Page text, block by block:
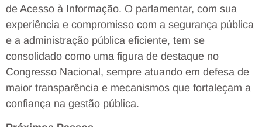
de Acesso à Informação. O parlamentar, com sua
experiência e compromisso com a segurança pública
e a administração pública eficiente, tem se
consolidado como uma figura de destaque no
Congresso Nacional, sempre atuando em defesa de
maior transparência e mecanismos que fortaleçam a
confiança na gestão pública.